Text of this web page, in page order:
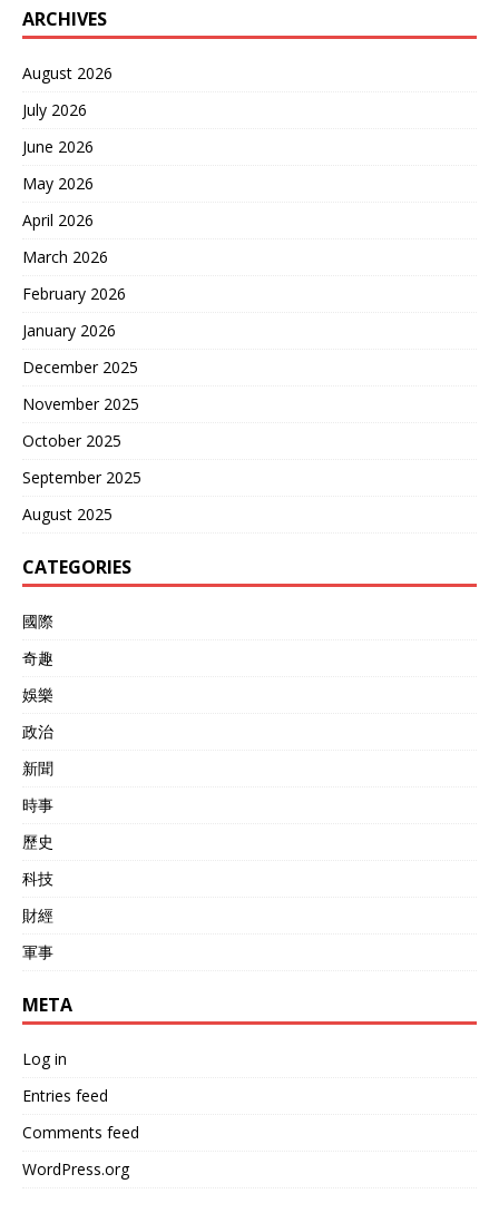
ARCHIVES
August 2026
July 2026
June 2026
May 2026
April 2026
March 2026
February 2026
January 2026
December 2025
November 2025
October 2025
September 2025
August 2025
CATEGORIES
國際
奇趣
娛樂
政治
新聞
時事
歷史
科技
財經
軍事
META
Log in
Entries feed
Comments feed
WordPress.org